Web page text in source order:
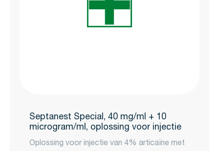
Septanest Special, 40 mg/ml + 10
microgram/ml, oplossing voor injectie
Oplossing voor injectie van 4% articaïne met